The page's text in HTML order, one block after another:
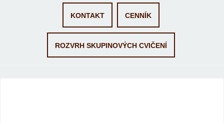
KONTAKT CENNÍK
ROZVRH SKUPINOVÝCH CVIČENÍ